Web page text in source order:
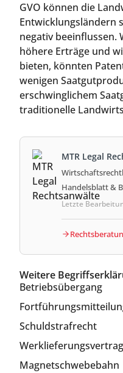
GVO können die
Entwicklungsländern
negativ beeinflussen.
höhere Erträge und
bieten, könnten
wenigen
erschwinglichem
traditionelle
MTR Legal
Handelsblatt &
Letzte
Weitere
Betriebsübergang
Schuldstrafrecht
Werklieferungsvertrag
Magnetschwebebahn